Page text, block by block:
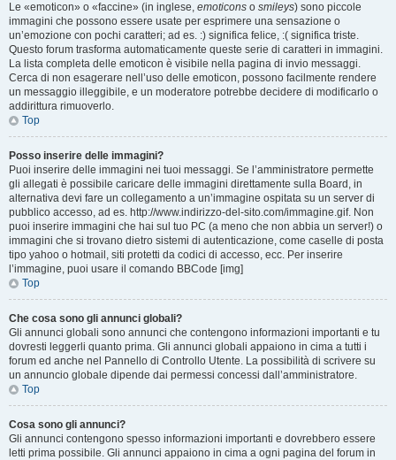
Le «emoticon» o «faccine» (in inglese, emoticons o smileys) sono piccole
immagini che possono essere usate per esprimere una sensazione o
un’emozione con pochi caratteri; ad es. :) significa felice, :( significa triste.
Questo forum trasforma automaticamente queste serie di caratteri in immagini.
La lista completa delle emoticon è visibile nella pagina di invio messaggi.
Cerca di non esagerare nell’uso delle emoticon, possono facilmente rendere
un messaggio illeggibile, e un moderatore potrebbe decidere di modificarlo o
addirittura rimuoverlo.
Top
Posso inserire delle immagini?
Puoi inserire delle immagini nei tuoi messaggi. Se l’amministratore permette
gli allegati è possibile caricare delle immagini direttamente sulla Board, in
alternativa devi fare un collegamento a un’immagine ospitata su un server di
pubblico accesso, ad es. http://www.indirizzo-del-sito.com/immagine.gif. Non
puoi inserire immagini che hai sul tuo PC (a meno che non abbia un server!) o
immagini che si trovano dietro sistemi di autenticazione, come caselle di posta
tipo yahoo o hotmail, siti protetti da codici di accesso, ecc. Per inserire
l’immagine, puoi usare il comando BBCode [img]
Top
Che cosa sono gli annunci globali?
Gli annunci globali sono annunci che contengono informazioni importanti e tu
dovresti leggerli quanto prima. Gli annunci globali appaiono in cima a tutti i
forum ed anche nel Pannello di Controllo Utente. La possibilità di scrivere su
un annuncio globale dipende dai permessi concessi dall’amministratore.
Top
Cosa sono gli annunci?
Gli annunci contengono spesso informazioni importanti e dovrebbero essere
letti prima possibile. Gli annunci appaiono in cima a ogni pagina del forum in